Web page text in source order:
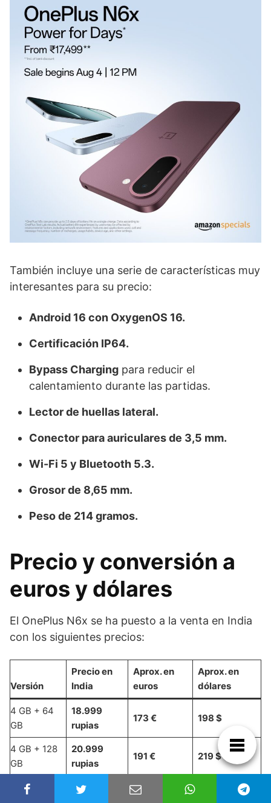
También incluye una serie de características muy
interesantes para su precio:
Android 16 con OxygenOS 16.
Certificación IP64.
Bypass Charging para reducir el
calentamiento durante las partidas.
Lector de huellas lateral.
Conector para auriculares de 3,5 mm.
Wi-Fi 5 y Bluetooth 5.3.
Grosor de 8,65 mm.
Peso de 214 gramos.
Precio y conversión a
euros y dólares
El OnePlus N6x se ha puesto a la venta en India
con los siguientes precios:
Versión
Precio en
India
Aprox. en
euros
Aprox. en
dólares
4 GB + 64
GB
18.999
rupias
173 € 198 $
4 GB + 128
GB
20.999
rupias
191 € 219 $